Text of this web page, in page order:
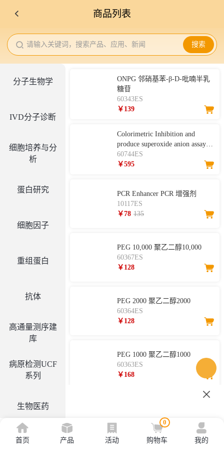
商品列表
请输入关键词，搜索产品、应用、新闻 搜索
分子生物学
IVD分子诊断
细胞培养与分
析
蛋白研究
细胞因子
重组蛋白
抗体
高通量测序建
库
病原检测UCF
系列
生物医药
工具酶
ONPG 邻硝基苯-β-D-吡喃半乳
糖苷
60343ES
￥139
Colorimetric Inhibition and
produce superoxide anion assay
kit抑制与产生超氧阴离子自由
基（O2-）检测试剂盒（比色
60744ES
￥595
PCR Enhancer PCR 增强剂
10117ES
￥78 135
PEG 10,000 聚乙二醇10,000
60367ES
￥128
PEG 2000 聚乙二醇2000
60364ES
￥128
PEG 1000 聚乙二醇1000
60363ES
￥168
谷胱甘肽过氧化物酶(GSH-PX)
检测试剂盒（比色法）
首页
产品 活动
0
购物车 我的